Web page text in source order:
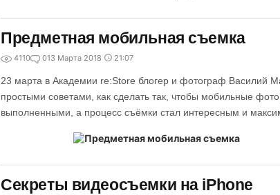
Предметная мобильная съемка
4110 013 Марта 2018 21:07
23 марта в Академии re:Store блогер и фотограф Василий
простыми советами, как сделать так, чтобы мобильные
выполненными, а процесс съёмки стал интересным и
Секреты видеосъемки на iPhone